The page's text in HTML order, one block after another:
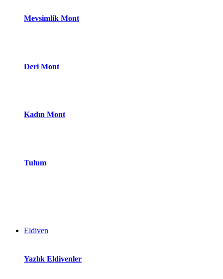
Mevsimlik Mont
Deri Mont
Kadın Mont
Tulum
Eldiven
Yazlık Eldivenler